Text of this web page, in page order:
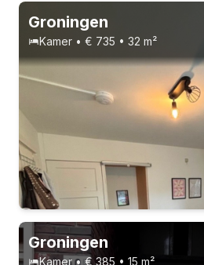
Vast contract 3 huisgenoten
Groningen
Kamer • € 735 • 32 m²
Groningen
Kamer • € 385 • 15 m²